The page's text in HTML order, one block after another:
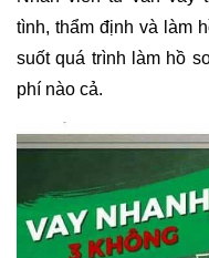
tình, thẩm định và làm
suốt quá trình làm hồ
phí nào cả.